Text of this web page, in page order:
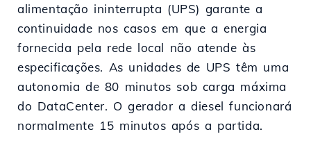
alimentação ininterrupta (UPS) garante a
continuidade nos casos em que a energia
fornecida pela rede local não atende às
especificações. As unidades de UPS têm uma
autonomia de 80 minutos sob carga máxima
do DataCenter. O gerador a diesel funcionará
normalmente 15 minutos após a partida.